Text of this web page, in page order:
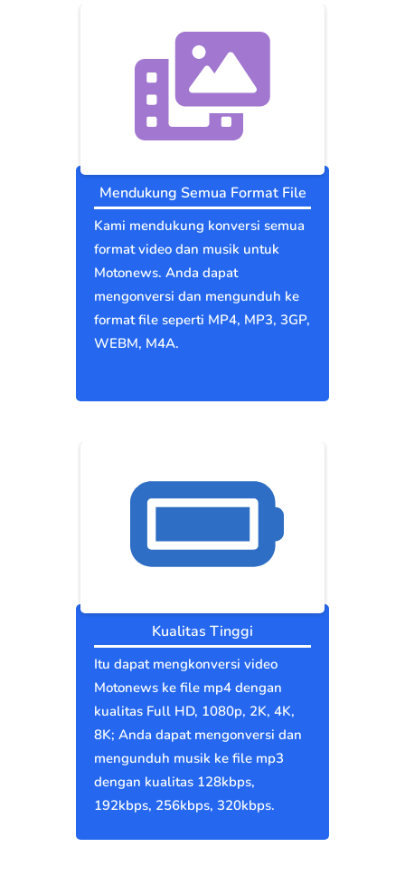
Mendukung Semua Format File
Kami mendukung konversi semua
format video dan musik untuk
Motonews. Anda dapat
mengonversi dan mengunduh ke
format file seperti MP4, MP3, 3GP,
WEBM, M4A.
Kualitas Tinggi
Itu dapat mengkonversi video
Motonews ke file mp4 dengan
kualitas Full HD, 1080p, 2K, 4K,
8K; Anda dapat mengonversi dan
mengunduh musik ke file mp3
dengan kualitas 128kbps,
192kbps, 256kbps, 320kbps.